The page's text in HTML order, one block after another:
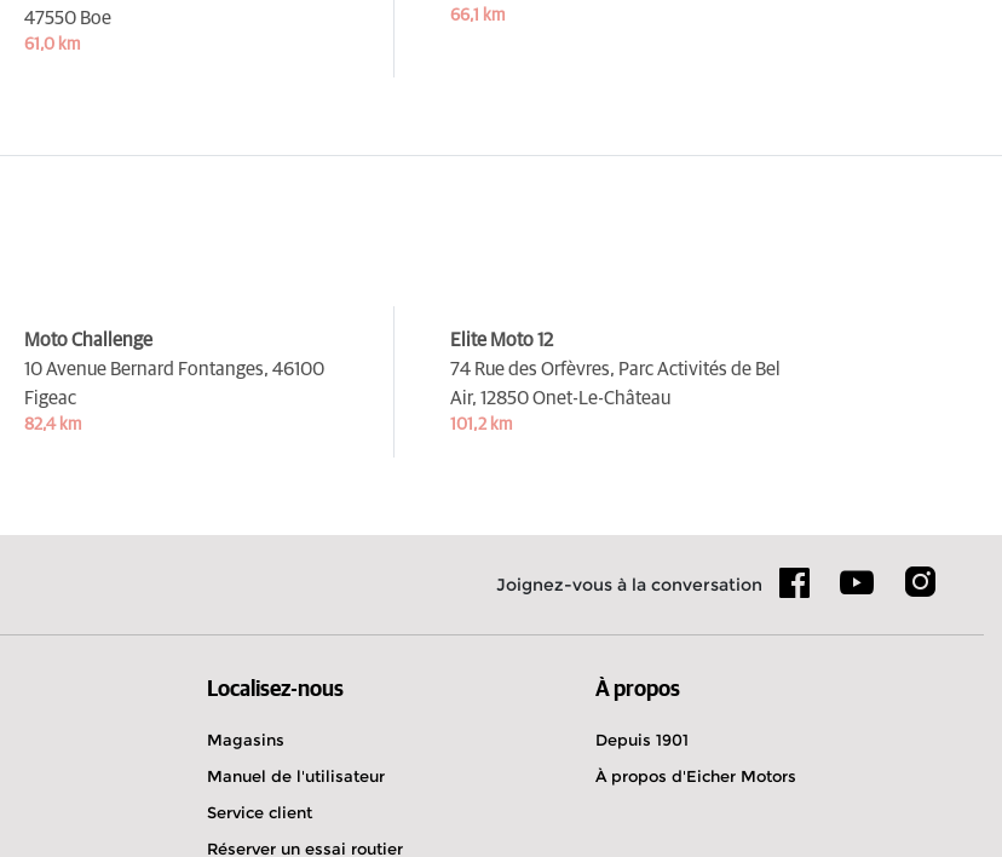
47550 Boe
61,0 km
66,1 km
Moto Challenge
10 Avenue Bernard Fontanges, 46100
Figeac
82,4 km
Elite Moto 12
74 Rue des Orfèvres, Parc Activités de Bel
Air, 12850 Onet-Le-Château
101,2 km
Joignez-vous à la conversation
Localisez-nous
Magasins
Manuel de l'utilisateur
Service client
Réserver un essai routier
À propos
Depuis 1901
À propos d'Eicher Motors